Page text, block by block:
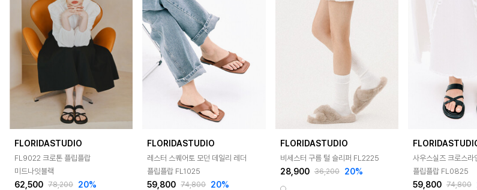
FLORIDASTUDIO
FL9022 크로톤 플립플랍
미드나잇블랙
62,500 78,200 20%
FLORIDASTUDIO
레스터 스퀘어토 모던 데일리 레더
플립플랍 FL1025
59,800 74,800 20%
FLORIDASTUDIO
비세스터 구름 털 슬리퍼 FL2225
28,900 36,200 20%
사우스실즈 크로스라
플립플랍 FL0825
59,800 74,800